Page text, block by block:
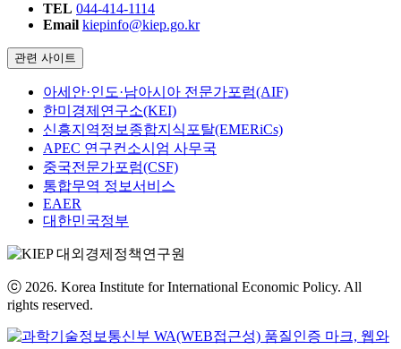
TEL 044-414-1114
Email kiepinfo@kiep.go.kr
관련 사이트
아세안·인도·남아시아 전문가포럼(AIF)
한미경제연구소(KEI)
신흥지역정보종합지식포탈(EMERiCs)
APEC 연구컨소시엄 사무국
중국전문가포럼(CSF)
통합무역 정보서비스
EAER
대한민국정부
ⓒ 2026. Korea Institute for International Economic Policy. All
rights reserved.